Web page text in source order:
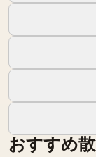
おすすめ